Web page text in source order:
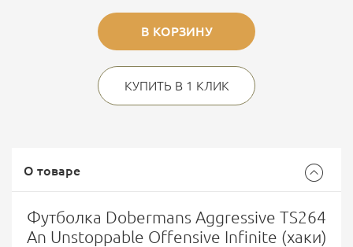
В КОРЗИНУ
КУПИТЬ В 1 КЛИК
О товаре
Футболка Dobermans Aggressive TS264
An Unstoppable Offensive Infinite (хаки)